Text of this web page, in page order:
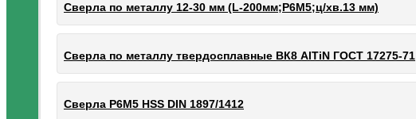
Сверла по металлу 12-30 мм (L-200мм;Р6М5;ц/хв.13 мм)
Сверла по металлу твердосплавные ВК8 AlTiN ГОСТ 17275-71
Сверла Р6М5 HSS DIN 1897/1412